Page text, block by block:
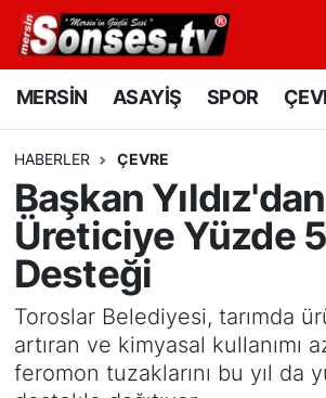
MERSİN ASAYİŞ SPOR
HABERLER ÇEVRE
Başkan Yıldız'dan
Üreticiye Yüzde
Desteği
Toroslar Belediyesi, tarımda
artıran ve kimyasal kullanımı
feromon tuzaklarını bu yıl da
MERSİN
SPOR
GÜNÜN MANŞETİ
DÜNYA
KÜLTÜR - SANAT
Mersin Nöbetçi Eczaneler
Mersin Namaz Vakitleri
Mersin Trafik Yoğunluk
Süper Lig Puan Durumu ve
Tüm Manşetler